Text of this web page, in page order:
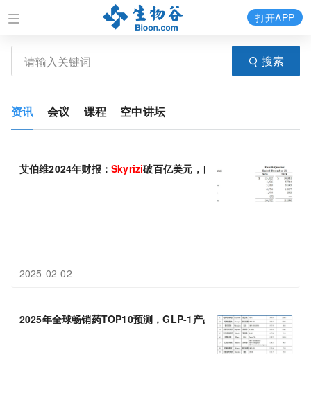
搜索
打开APP
资讯 会议 课程 空中讲坛
艾伯维2024年财报： Skyrizi破百亿美元，自免业务重回增长
2025-02-02
2025年全球畅销药TOP10预测，GLP-1产品占4款，Skyrizi飞升